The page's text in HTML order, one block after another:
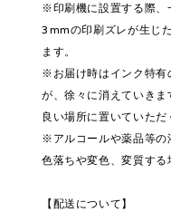
※印刷機に設置する際、
3mmの印刷ズレが生じ
ます。
※お届け時はインク特有
が、徐々に消えていき
良い場所に置いていただ
※アルコールや薬品等の
色落ちや変色、変質する
【配送について】